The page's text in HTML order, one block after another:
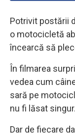
Potrivit postării
o motocicletă
încearcă să
În filmarea
vedea cum
sară pe
nu fi lăsat singur.
Dar de fiecare